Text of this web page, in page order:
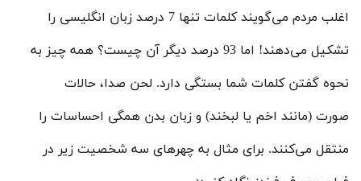
اغلب مردم می‌گویند کلمات تنها 7 درصد زبان انگلیسی را
تشکیل می‌دهند! اما 93 درصد دیگر آن چیست؟ همه چیز به
نحوه گفتن کلمات شما بستگی دارد. لحن صدا، حالات
صورت (مانند اخم یا لبخند) و زبان بدن همگی احساسات را
منتقل می‌کنند. برای مثال به چهر‌های سه شخصیت زیر در